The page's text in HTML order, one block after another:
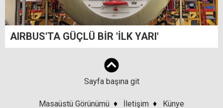
AIRBUS'TA GÜÇLÜ BİR 'İLK YARI'
Sayfa başına git
Masaüstü Görünümü ♦ İletişim ♦ Künye